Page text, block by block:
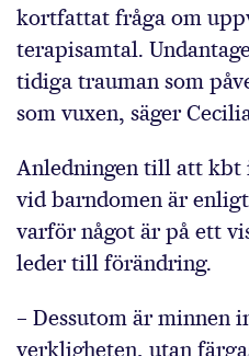
kortfattat fråga om
terapisamtal.
tidiga trauman som
som vuxen, säger
Anledningen till att kbt
vid barndomen är
varför något är på ett
leder till förändring.
– Dessutom är minnen
verkligheten, utan